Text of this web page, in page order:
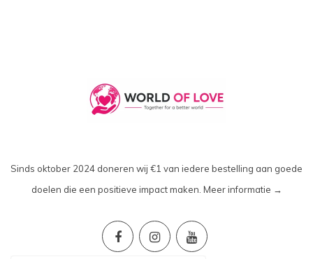
Sinds oktober 2024 doneren wij €1 van iedere bestelling aan goede
doelen die een positieve impact maken. Meer informatie →